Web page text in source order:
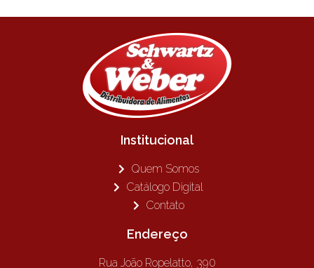
Institucional
Quem Somos
Catálogo Digital
Contato
Endereço
Rua João Ropelatto, 390